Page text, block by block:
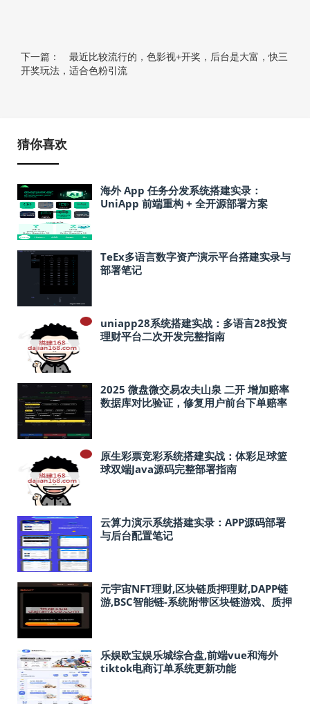
下一篇： 最近比较流行的，色影视+开奖，后台是大富，快三
开奖玩法，适合色粉引流
猜你喜欢
海外 App 任务分发系统搭建实录：
UniApp 前端重构 + 全开源部署方案
TeEx多语言数字资产演示平台搭建实录与
部署笔记
uniapp28系统搭建实战：多语言28投资
理财平台二次开发完整指南
2025 微盘微交易农夫山泉 二开 增加赔率
数据库对比验证，修复用户前台下单赔率
原生彩票竞彩系统搭建实战：体彩足球篮
球双端Java源码完整部署指南
云算力演示系统搭建实录：APP源码部署
与后台配置笔记
元宇宙NFT理财,区块链质押理财,DAPP链
游,BSC智能链-系统附带区块链游戏、质押
乐娱欧宝娱乐城综合盘,前端vue和海外
tiktok电商订单系统更新功能